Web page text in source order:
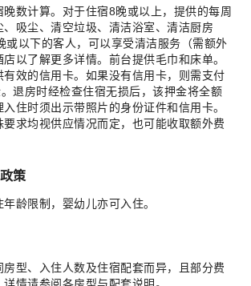
数计算。对于住宿8晚或以上，提供的每周
吸尘、清空垃圾、清洁浴室、清洁厨房
或以下的客人，可以享受清洁服务（需额外
以了解更多详情。前台提供毛巾和床单。
效的信用卡。如果没有信用卡，则需支付
退房时经检查住宿无损后，该押金将全额
住时须出示带照片的身份证件和信用卡。
求均视供应情况而定，也可能收取额外费
策
龄限制，婴幼儿亦可入住。
房型、入住人数及住宿配套而异，且部分费